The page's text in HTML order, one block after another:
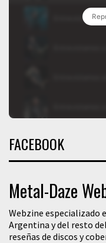
FACEBOOK
Metal-Daze
Webzine especializado
Argentina y del resto
reseñas de discos y